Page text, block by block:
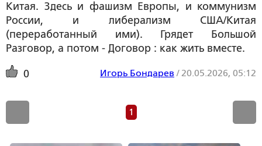
Китая. Здесь и фашизм Европы, и коммунизм
России, и либерализм США/Китая
(переработанный ими). Грядет Большой
Разговор, а потом - Договор : как жить вместе.
0 Игорь Бондарев / 20.05.2026, 05:12
1